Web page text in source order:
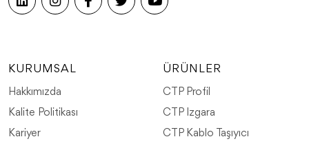
KURUMSAL
​Hakkımızda
​Kalite Politikası
Kariyer
ÜRÜNLER
CTP Profil
​CTP Izgara
​CTP Kablo Taşıyıcı